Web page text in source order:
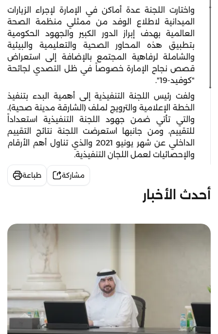
واختارت اللجنة عدة أماكن في الإمارة لإجراء الزيارات
الميدانية لاطلاع الوفد من ممثلي منظمة الصحة
العالمية بهدف إبراز الدور الكبير والجهود الحكومية
بتطبيق هذه المحاور الصحية والتعليمية والبيئية
والشاملة لرفاهية المجتمع بالإضافة إلى استعراض
قصص نجاح الإمارة خصوصاً في ظل التصدي لجائحة
"كوفيد-19".
ولفت رئيس اللجنة التنفيذية إلى أهمية البدء بتنفيذ
الخطة الإعلامية والترويج لملف (الشارقة مدينة صحية)،
والتي تأتي ضمن جهود اللجنة التنفيذية استعداداً
للتقييم، ومن جانبها استعرضت اللجنة نتائج التقييم
الداخلي عن شهر يونيو 2021 والذي تناول أهم الأرقام
والإحصائيات لعمل اللجان التنفيذية.
مشاركة طباعة
أحدث الأخبار